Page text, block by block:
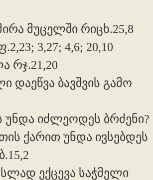
მუცელში რიცხ.25,8
3,27; 4,6; 20,10
რჯ.21,20
დაეწვა ბავშვის გამო
უნდა იძლეოდეს ბრძენი?
ქარით უნდა ივსებდეს
ექცევა საჭმელი